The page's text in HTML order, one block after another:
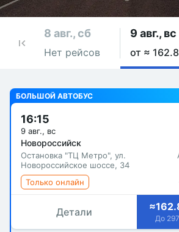
8 авг., сб
Нет рейсов
9 авг., вс
от ≈
БОЛЬШОЙ АВТОБУС
16:15
9 авг., вс
Новороссийск
Остановка "ТЦ Метро", ул.
Новороссийское шоссе, 34
Только онлайн
Детали
До